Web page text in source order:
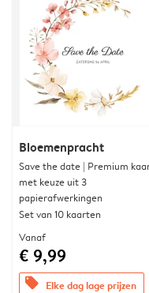
Bloemenpracht
Save the date | Premium
met keuze uit 3
papierafwerkingen
Set van 10 kaarten
Vanaf
€ 9,99
offers Elke dag lage prijzen